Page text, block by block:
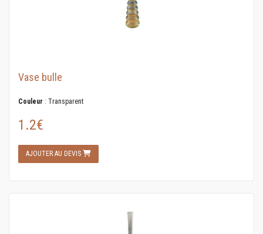
Vase bulle
Couleur : Transparent
1.2€
AJOUTER AU DEVIS